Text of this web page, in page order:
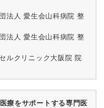
法人 愛生会山科病院 整
法人 愛生会山科病院 整
クリニック大阪院 院
療をサポートする専門医